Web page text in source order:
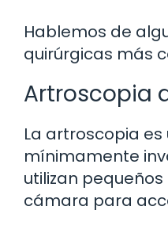
Hablemos de
quirúrgicas más
Artroscopia
La artroscopia
mínimamente
utilizan
cámara para